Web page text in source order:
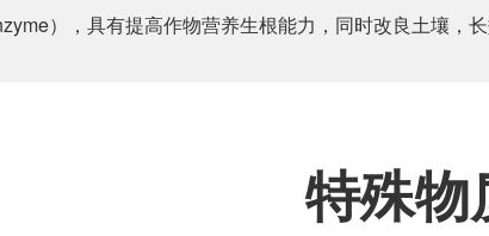
），具有提高作物营养生根能力，同时改良土壤，
特殊物